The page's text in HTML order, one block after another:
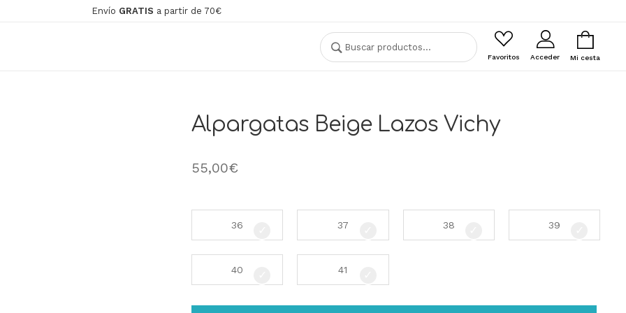
Envío GRATIS a partir de 70€
Buscar
por:
Buscar
Favoritos Acceder Mi cesta
Alpargatas Beige Lazos Vichy
55,00€
36 37 38 39
40 41